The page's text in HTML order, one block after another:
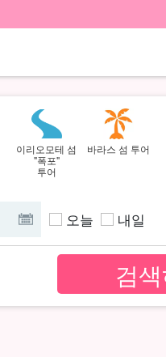
이리오모테 섬
"폭포"
투어
바라스 섬 투어
오늘 내일